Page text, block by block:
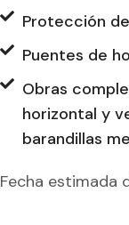
Protección
Puentes de
Obras
horizontal y
barandillas
Fecha estimada